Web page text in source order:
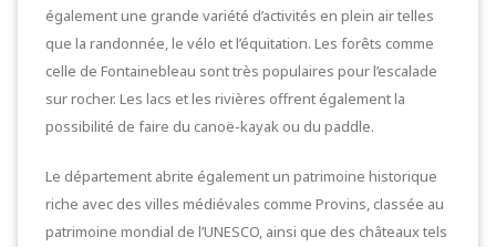
également une grande variété d’activités en plein air telles
que la randonnée, le vélo et l’équitation. Les forêts comme
celle de Fontainebleau sont très populaires pour l’escalade
sur rocher. Les lacs et les rivières offrent également la
possibilité de faire du canoë-kayak ou du paddle.
Le département abrite également un patrimoine historique
riche avec des villes médiévales comme Provins, classée au
patrimoine mondial de l’UNESCO, ainsi que des châteaux tels